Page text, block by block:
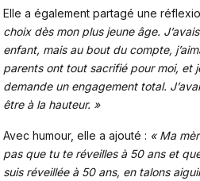
Elle a également partagé une
choix dès mon plus jeune âge.
enfant, mais au bout du compte,
parents ont tout sacrifié pour moi, et
demande un engagement total.
être à la hauteur. »
Avec humour, elle a ajouté : « Ma
pas que tu te réveilles à 50 ans et
suis réveillée à 50 ans, en talons